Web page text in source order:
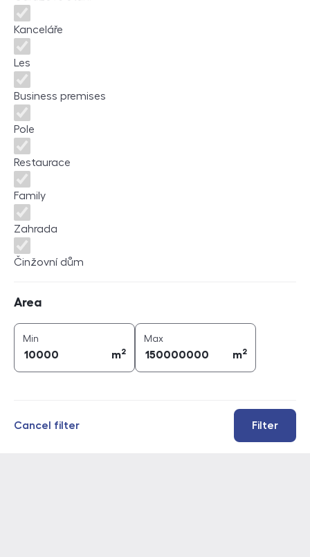
Kanceláře
Les
Business premises
Pole
Restaurace
Family
Zahrada
Činžovní dům
Area
Min
m2
Maxarea (
m2
Filter
Cancel filter